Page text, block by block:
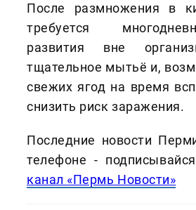
После размножения в
требуется
развития вне
тщательное мытьё и,
свежих ягод на время
снизить риск заражения.
Последние новости
телефоне -
канал «Пермь Новости»